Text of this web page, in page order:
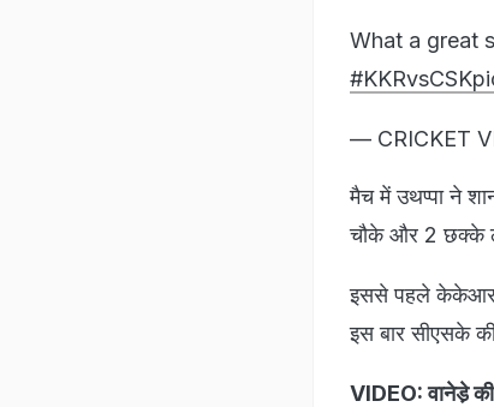
What a great
#KKRvsCSK
— CRICKET
मैच में उथप्पा ने
चौके और 2 छक्के
इससे पहले केकेआर
इस बार सीएसके
VIDEO: वानेडे़ की